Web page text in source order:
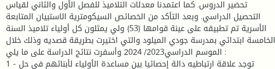
تحضير الدروس. كما اعتمدنا معدلات التلاميذ للفصل الأول والثاني لقياس
التحصيل الدراسي. وبعد التأكد من الخصائص السيكومترية الاستبيان المتابعة
الأسرية تم تطبيقه على عينة قوامها (53) ولي يمثلون كل أولياء تلاميذ السنة
الخامسة ابتدائي بمدرسة جودي الميلود والتي اختيرت بطريقة قصديه وذلك خلال
الموسم الدراسي2023/ 2024 وأسفرت نتائج الدراسة على ما يلي :
1 - توجد علاقة ارتباطيه دالة إحصائيا بين مساعدة الأولياء لأبنائهم في حل